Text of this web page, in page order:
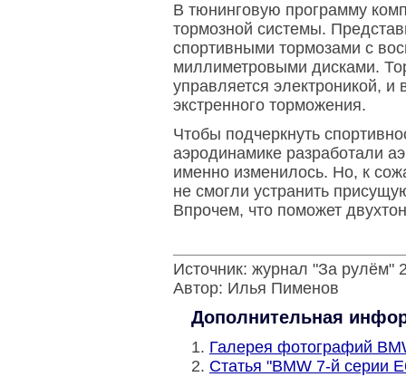
В тюнинговую программу
тормозной системы.
спортивными тормозами с
миллиметровыми дисками.
управляется электроникой,
экстренного торможения.
Чтобы подчеркнуть
аэродинамике разработали
именно изменилось. Но, к
не смогли устранить
Впрочем, что поможет
Источник: журнал "За рулём"
Автор: Илья Пименов
Дополнительная
Галерея фотографий
Статья "BMW 7-й серии